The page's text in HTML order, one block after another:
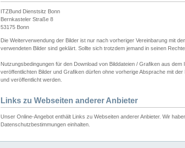
ITZBund Dienstsitz Bonn
Bernkasteler Straße 8
53175 Bonn
Die Weiterverwendung der Bilder ist nur nach vorheriger Vereinbarung mit
verwendeten Bilder sind geklärt. Sollte sich trotzdem jemand in seinen
Nutzungsbedingungen für den Download von Bilddateien / Grafiken aus
veröffentlichten Bilder und Grafiken dürfen ohne vorherige Absprache mit
und veröffentlicht werden.
Links zu Webseiten anderer Anbieter
Unser Online-Angebot enthält Links zu Webseiten anderer Anbieter. Wir
Datenschutzbestimmungen einhalten.